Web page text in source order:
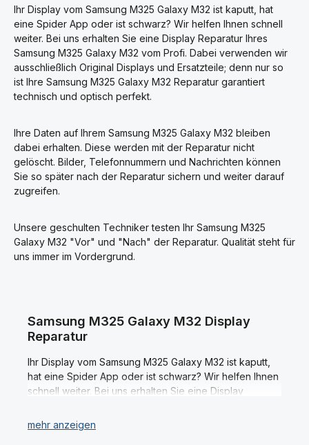
Sie haben die Möglichkeit als Endverbraucher sowie
auch als Geschäfts- und Industriekunde Ihr Samsung
Samsung M325 Galaxy M32 uns zuzusenden und
reparieren zu lassen. Ein Kostenvoranschlag ist bei uns
kostenlos. Bei nicht durchgeführter Reparatur, wie z. B.
bei Totalschaden oder nicht wirtschaftlich sinnvollen
Reparaturen, berechnen wir keine Arbeitsleistung.
Durch unser großes Sortiment an Samsung Samsung
M325 Galaxy M32 Handy Ersatzteilen, welche
überwiegend sofort verfügbar sind, entstehen keine
langen Wartezeiten der Reparaturen.
Ihr Display vom Samsung M325 Galaxy M32 ist kaputt, hat
eine Spider App oder ist schwarz? Wir helfen Ihnen schnell
weiter. Bei uns erhalten Sie eine Display Reparatur Ihres
Samsung M325 Galaxy M32 vom Profi. Dabei verwenden wir
ausschließlich Original Displays und Ersatzteile; denn nur so
ist Ihre Samsung M325 Galaxy M32 Reparatur garantiert
technisch und optisch perfekt.
Ihre Daten auf Ihrem Samsung M325 Galaxy M32 bleiben
dabei erhalten. Diese werden mit der Reparatur nicht
gelöscht. Bilder, Telefonnummern und Nachrichten können
Sie so später nach der Reparatur sichern und weiter darauf
zugreifen.
Unsere geschulten Techniker testen Ihr Samsung M325
Galaxy M32 "Vor" und "Nach" der Reparatur. Qualität steht für
uns immer im Vordergrund.
Samsung M325 Galaxy M32 Display
Reparatur
Ihr Display vom Samsung M325 Galaxy M32 ist kaputt,
hat eine Spider App oder ist schwarz? Wir helfen Ihnen
schnell weiter. Bei uns erhalten Sie eine Display
Dabei verwenden wir ausschließlich Original Displays
und Ersatzteile; denn nur so ist Ihre Samsung M325